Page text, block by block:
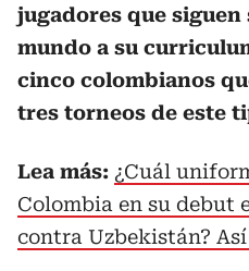
jugadores que
mundo a su
cinco colombianos
tres torneos de este
Lea más: ¿Cuál
Colombia en su debut
contra Uzbekistán? Así